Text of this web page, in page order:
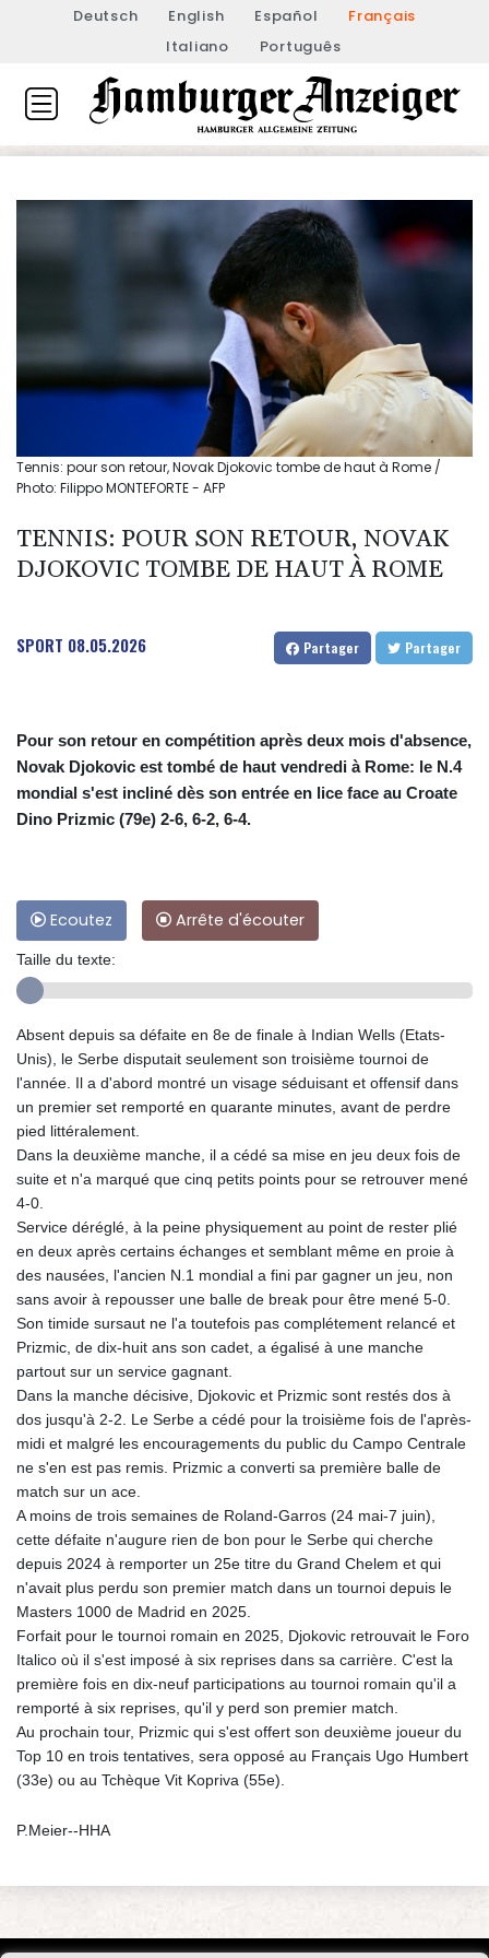
Deutsch English Español
Français
Italiano
Português
Tennis: pour son retour, Novak Djokovic tombe de haut à Rome /
Photo: Filippo MONTEFORTE - AFP
TENNIS: POUR SON RETOUR, NOVAK
DJOKOVIC TOMBE DE HAUT À ROME
SPORT 08.05.2026 Partager Partager
Pour son retour en compétition après deux mois d'absence,
Novak Djokovic est tombé de haut vendredi à Rome: le N.4
mondial s'est incliné dès son entrée en lice face au Croate
Dino Prizmic (79e) 2-6, 6-2, 6-4.
Ecoutez Arrête d'écouter
Taille du texte:
Absent depuis sa défaite en 8e de finale à Indian Wells (Etats-
Unis), le Serbe disputait seulement son troisième tournoi de
l'année. Il a d'abord montré un visage séduisant et offensif dans
un premier set remporté en quarante minutes, avant de perdre
pied littéralement.
Dans la deuxième manche, il a cédé sa mise en jeu deux fois de
suite et n'a marqué que cinq petits points pour se retrouver mené
4-0.
Service déréglé, à la peine physiquement au point de rester plié
en deux après certains échanges et semblant même en proie à
des nausées, l'ancien N.1 mondial a fini par gagner un jeu, non
sans avoir à repousser une balle de break pour être mené 5-0.
Son timide sursaut ne l'a toutefois pas complétement relancé et
Prizmic, de dix-huit ans son cadet, a égalisé à une manche
partout sur un service gagnant.
Dans la manche décisive, Djokovic et Prizmic sont restés dos à
dos jusqu'à 2-2. Le Serbe a cédé pour la troisième fois de l'après-
midi et malgré les encouragements du public du Campo Centrale
ne s'en est pas remis. Prizmic a converti sa première balle de
match sur un ace.
A moins de trois semaines de Roland-Garros (24 mai-7 juin),
cette défaite n'augure rien de bon pour le Serbe qui cherche
depuis 2024 à remporter un 25e titre du Grand Chelem et qui
n'avait plus perdu son premier match dans un tournoi depuis le
Masters 1000 de Madrid en 2025.
Forfait pour le tournoi romain en 2025, Djokovic retrouvait le Foro
Italico où il s'est imposé à six reprises dans sa carrière. C'est la
première fois en dix-neuf participations au tournoi romain qu'il a
remporté à six reprises, qu'il y perd son premier match.
Au prochain tour, Prizmic qui s'est offert son deuxième joueur du
Top 10 en trois tentatives, sera opposé au Français Ugo Humbert
(33e) ou au Tchèque Vit Kopriva (55e).
P.Meier--HHA